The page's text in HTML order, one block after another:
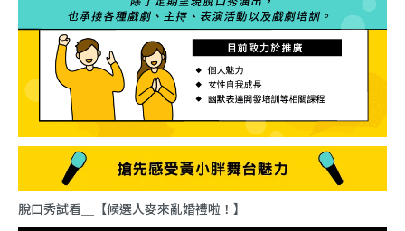
脫口秀試看＿【候選人麥來亂婚禮啦！】